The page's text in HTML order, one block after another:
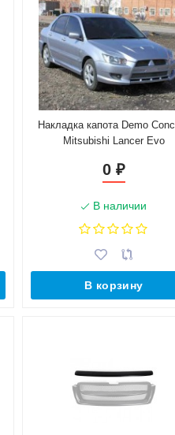
Накладка капота Demo
Mitsubishi Lancer Evo
0 ₽
В наличии
В корзину